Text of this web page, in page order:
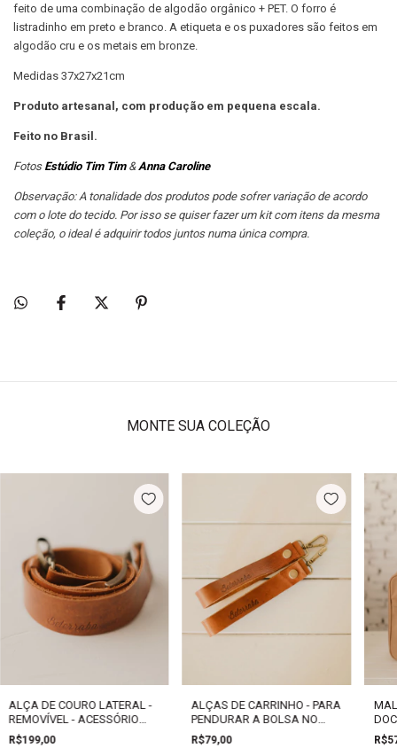
feito de uma combinação de algodão orgânico + PET. O forro é
listradinho em preto e branco. A etiqueta e os puxadores são feitos em
algodão cru e os metais em bronze.
Medidas 37x27x21cm
Produto artesanal, com produção em pequena escala.
Feito no Brasil.
Fotos Estúdio Tim Tim&Anna Caroline
Observação: A tonalidade dos produtos pode sofrer variação de acordo
com o lote do tecido. Por isso se quiser fazer um kit com itens da mesma
coleção, o ideal é adquirir todos juntos numa única compra.
MONTE SUA COLEÇÃO
ALÇA DE COURO LATERAL -
REMOVÍVEL - ACESSÓRIO
EXTRA PARA BOLSA
R$199,00
ALÇAS DE CARRINHO - PARA
PENDURAR A BOLSA NO
CARRINHO DE BEBÊ
R$79,00